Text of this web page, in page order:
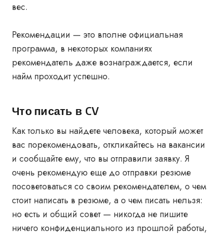
вес.
Рекомендации — это вполне официальная
программа, в некоторых компаниях
рекомендатель даже вознаграждается, если
найм проходит успешно.
Что писать в CV
Как только вы найдете человека, который может
вас порекомендовать, откликайтесь на вакансии
и сообщайте ему, что вы отправили заявку. Я
очень рекомендую еще до отправки резюме
посоветоваться со своим рекомендателем, о чем
стоит написать в резюме, а о чем писать нельзя:
но есть и общий совет — никогда не пишите
ничего конфиденциального из прошлой работы,